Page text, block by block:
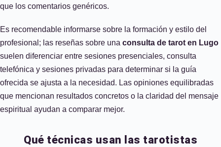
que los comentarios genéricos.
Es recomendable informarse sobre la formación y estilo del
profesional; las reseñas sobre una consulta de tarot en Lugo
suelen diferenciar entre sesiones presenciales, consulta
telefónica y sesiones privadas para determinar si la guía
ofrecida se ajusta a la necesidad. Las opiniones equilibradas
que mencionan resultados concretos o la claridad del mensaje
espiritual ayudan a comparar mejor.
Qué técnicas usan las tarotistas